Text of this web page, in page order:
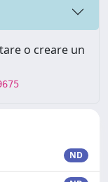
o creare un
ND